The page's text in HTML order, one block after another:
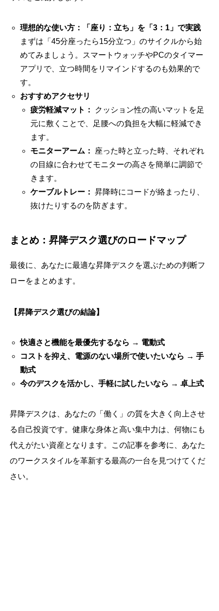
理想的な使い方：「座り：立ち」を「3：1」で実践
まずは「45分座ったら15分立つ」のサイクルから始
めてみましょう。スマートウォッチやPCのタイマー
アプリで、立つ時間をリマインドするのも効果的で
す。
おすすめアクセサリ
疲労軽減マット：
クッション性の高いマットを足
元に敷くことで、足腰への負担を大幅に軽減でき
ます。
モニターアーム：
座った時と立った時、それぞれ
の目線に合わせてモニターの高さを簡単に調節で
きます。
ケーブルトレー： 昇降時にコードが絡まったり、
抜けたりするのを防ぎます。
まとめ：昇降デスク選びのロードマップ
最後に、あなたに最適な昇降デスクを選ぶための判断フ
ローをまとめます。
【昇降デスク選びの結論】
快適さと機能を最優先するなら → 電動式
コストを抑え、電源のない場所で使いたいなら → 手
動式
今のデスクを活かし、手軽に試したいなら → 卓上式
昇降デスクは、あなたの「働く」の質を大きく向上させ
る自己投資です。健康な身体と高い集中力は、何物にも
代えがたい資産となります。この記事を参考に、あなた
のワークスタイルを革新する最高の一台を見つけてくだ
さい。